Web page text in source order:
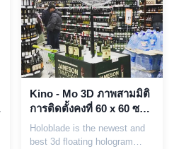
competition...
Kino - Mo 3D ภาพสามมิติ
การติดตั้งคงที่ 60 x 60 ซม.
ด้วยสีดำ
Holoblade is the newest and
best 3d floating hologram